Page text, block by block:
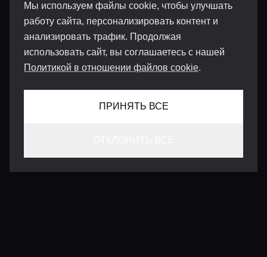
Мы используем файлы cookie, чтобы улучшать
работу сайта, персонализировать контент и
анализировать трафик. Продолжая
использовать сайт, вы соглашаетесь с нашей
Политикой в отношении файлов cookie.
ПРИНЯТЬ ВСЕ